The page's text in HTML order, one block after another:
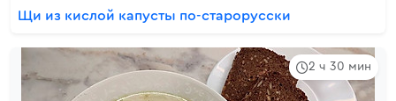
Щи из кислой капусты по-старорусски
2 ч 30 мин